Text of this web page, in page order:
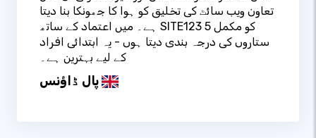
تعاون ویب سائٹ کی تخلیق کو ہوا کا جھونکا بنا دیتا
ہے۔ میں اعتماد کے ساتھ SITE123 کو مکمل 5
ستاروں کی درجہ بندی دیتا ہوں - یہ ابتدائی افراد
کے لیے بہترین ہے۔
پال ڈاؤنس